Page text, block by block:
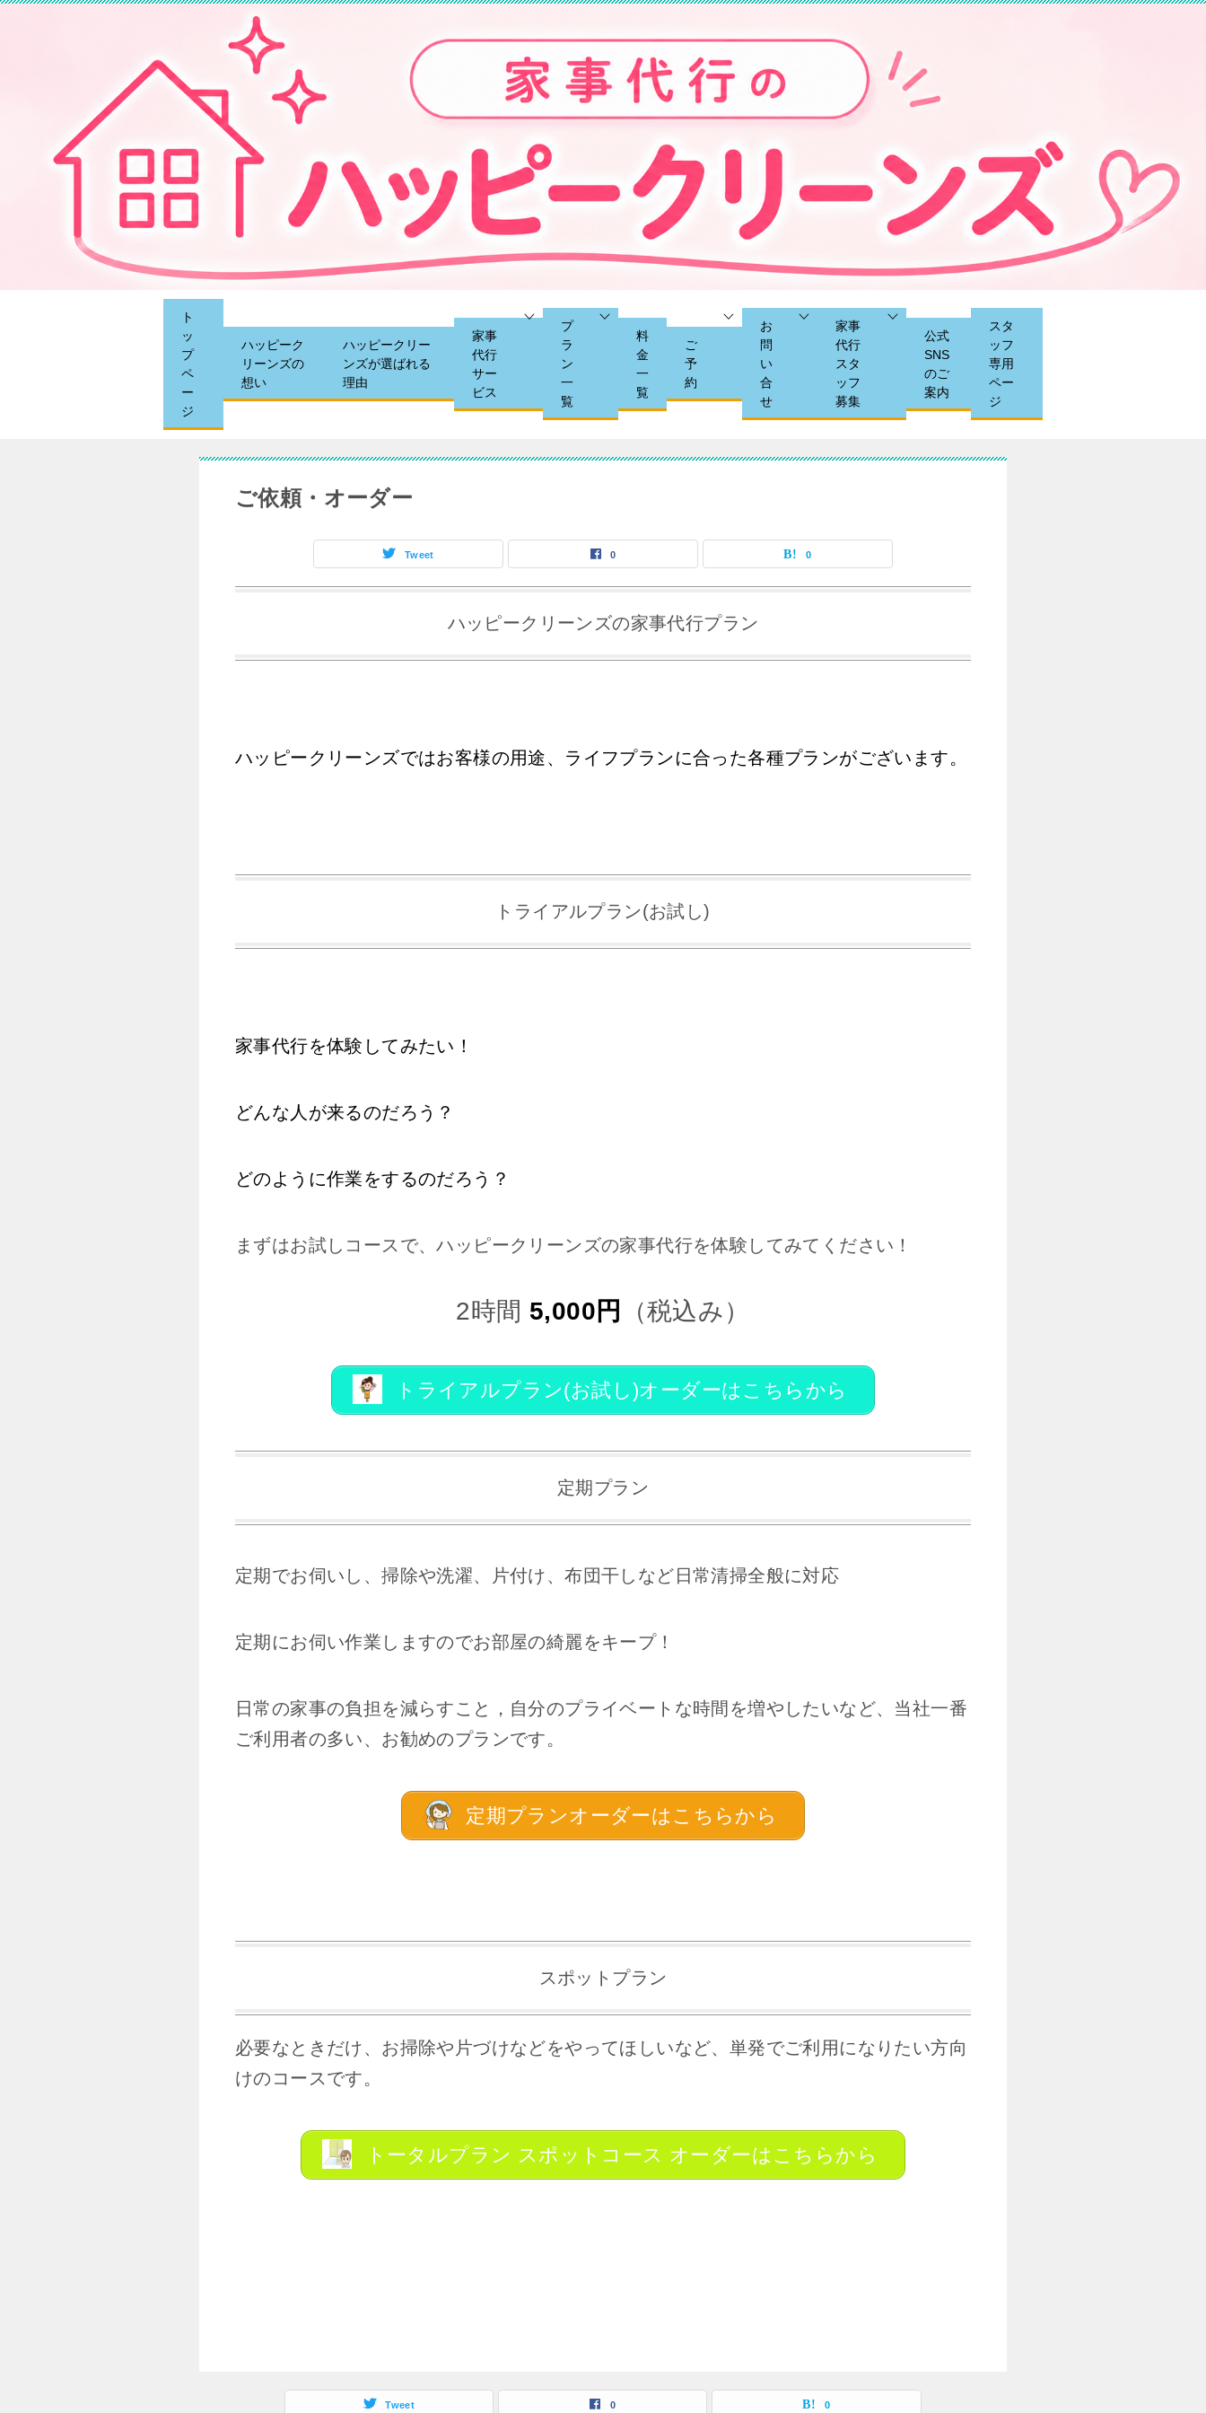
ト
ッ
プ
ペ
ー
ジ
ハッピーク
リーンズの
想い
ハッピークリー
ンズが選ばれる
理由
家事
代行
サー
ビス
プ
ラ
ン
一
覧
料
金
一
覧
ご
予
約
お
問
い
合
せ
家事
代行
スタ
ッフ
募集
公式
SNS
のご
案内
スタ
ッフ
専用
ペー
ジ
ご依頼・オーダー
Tweet 0 0
ハッピークリーンズの家事代行プラン
ハッピークリーンズではお客様の用途、ライフプランに合った各種プランがございます。
トライアルプラン(お試し)
家事代行を体験してみたい！
どんな人が来るのだろう？
どのように作業をするのだろう？
まずはお試しコースで、ハッピークリーンズの家事代行を体験してみてください！
2時間 5,000円 （税込み）
トライアルプラン(お試し)オーダーはこちらから
定期プラン
定期でお伺いし、掃除や洗濯、片付け、布団干しなど日常清掃全般に対応
定期にお伺い作業しますのでお部屋の綺麗をキープ！
日常の家事の負担を減らすこと，自分のプライベートな時間を増やしたいなど、当社一番
ご利用者の多い、お勧めのプランです。
定期プランオーダーはこちらから
スポットプラン
必要なときだけ、お掃除や片づけなどをやってほしいなど、単発でご利用になりたい方向
けのコースです。
トータルプラン スポットコース オーダーはこちらから
Tweet 0 0